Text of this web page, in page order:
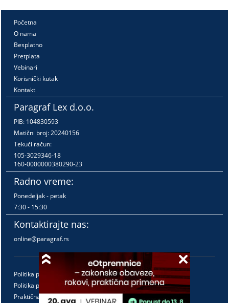
Početna
O nama
Besplatno
Pretplata
Vebinari
Korisnički kutak
Kontakt
Paragraf Lex d.o.o.
PIB: 104830593
Matični broj: 20240156
Tekući račun:
105-3029346-18
160-0000000380290-23
Radno vreme:
Ponedeljak - petak
7:30 - 15:30
Kontaktirajte nas:
online@paragraf.rs
Politika privatnosti
Politika pružanja usluga
Praktična pravila pružanja usluga